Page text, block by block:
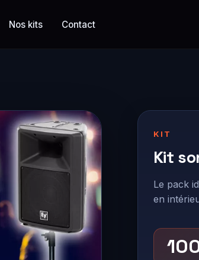
Nos kits Contact
KIT
Kit
Le pack
en